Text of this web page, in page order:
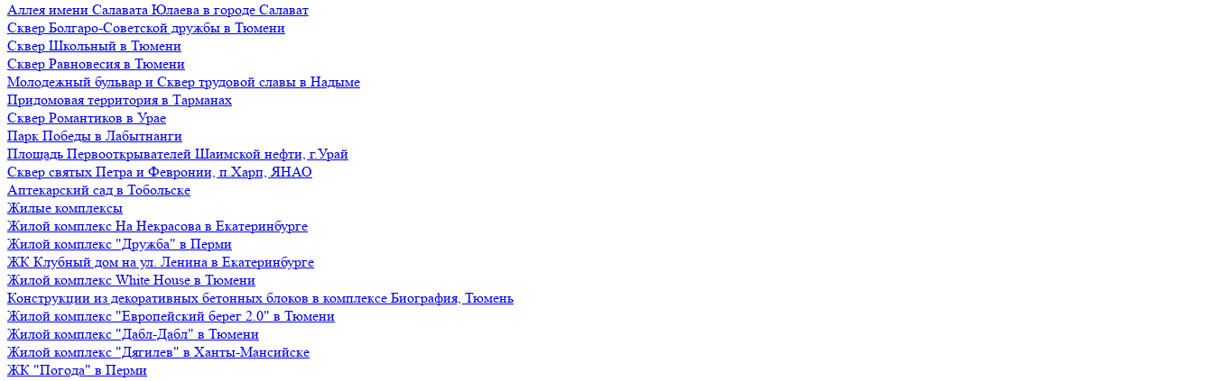
Аллея имени Салавата Юлаева в городе Салават
Сквер Болгаро-Советской дружбы в Тюмени
Сквер Школьный в Тюмени
Сквер Равновесия в Тюмени
Молодежный бульвар и Сквер трудовой славы в Надыме
Придомовая территория в Тарманах
Сквер Романтиков в Урае
Парк Победы в Лабытнанги
Площадь Первооткрывателей Шаимской нефти, г.Урай
Сквер святых Петра и Февронии, п.Харп, ЯНАО
Аптекарский сад в Тобольске
Жилые комплексы
Жилой комплекс На Некрасова в Екатеринбурге
Жилой комплекс "Дружба" в Перми
ЖК Клубный дом на ул. Ленина в Екатеринбурге
Жилой комплекс White House в Тюмени
Конструкции из декоративных бетонных блоков в комплексе Биография, Тюмень
Жилой комплекс "Европейский берег 2.0" в Тюмени
Жилой комплекс "Дабл-Дабл" в Тюмени
Жилой комплекс "Дягилев" в Ханты-Мансийске
ЖК "Погода" в Перми